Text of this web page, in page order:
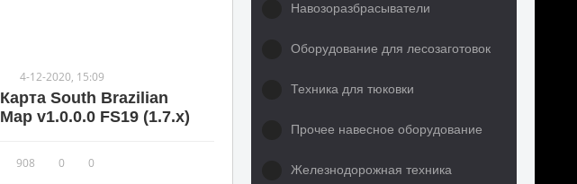
4-12-2020, 15:09
Карта South Brazilian
Map v1.0.0.0 FS19 (1.7.x)
908 0 0
Навозоразбрасыватели
Оборудование для лесозаготовок
Техника для тюковки
Прочее навесное оборудование
Железнодорожная техника